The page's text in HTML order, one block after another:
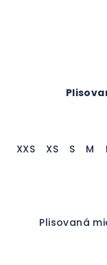
XXS
XS S M
Plisovaná